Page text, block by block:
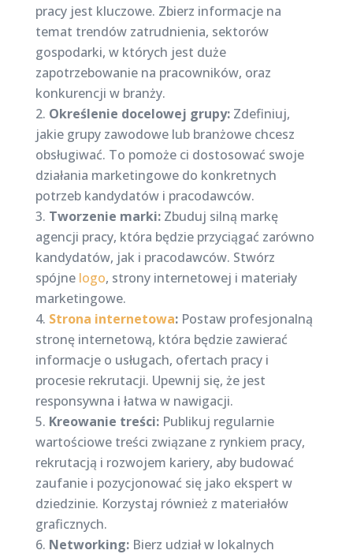
pracy jest kluczowe. Zbierz informacje na
temat trendów zatrudnienia, sektorów
gospodarki, w których jest duże
zapotrzebowanie na pracowników, oraz
konkurencji w branży.
Określenie docelowej grupy:Zdefiniuj,
jakie grupy zawodowe lub branżowe chcesz
obsługiwać. To pomoże ci dostosować swoje
działania marketingowe do konkretnych
potrzeb kandydatów i pracodawców.
Tworzenie marki:Zbuduj silną markę
agencji pracy, która będzie przyciągać zarówno
kandydatów, jak i pracodawców. Stwórz
spójne logo, strony internetowej i materiały
marketingowe.
Strona internetowa:Postaw profesjonalną
stronę internetową, która będzie zawierać
informacje o usługach, ofertach pracy i
procesie rekrutacji. Upewnij się, że jest
responsywna i łatwa w nawigacji.
Kreowanie treści:Publikuj regularnie
wartościowe treści związane z rynkiem pracy,
rekrutacją i rozwojem kariery, aby budować
zaufanie i pozycjonować się jako ekspert w
dziedzinie. Korzystaj również z materiałów
graficznych.
Networking:Bierz udział w lokalnych